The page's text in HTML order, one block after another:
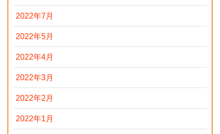
2022年7月
2022年5月
2022年4月
2022年3月
2022年2月
2022年1月